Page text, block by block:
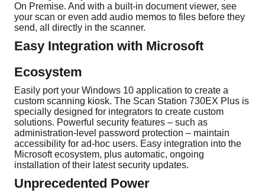
On Premise. And with a built-in document viewer, see
your scan or even add audio memos to files before they
send, all directly in the scanner.
Easy Integration with Microsoft
Ecosystem
Easily port your Windows 10 application to create a
custom scanning kiosk. The Scan Station 730EX Plus is
specially designed for integrators to create custom
solutions. Powerful security features – such as
administration-level password protection – maintain
accessibility for ad-hoc users. Easy integration into the
Microsoft ecosystem, plus automatic, ongoing
installation of their latest security updates.
Unprecedented Power